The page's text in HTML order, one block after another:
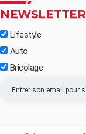
Lifestyle
Auto
Bricolage